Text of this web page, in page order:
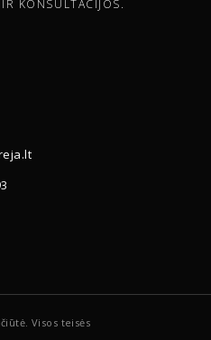
KONSULTACIJOS.
Visos teisės